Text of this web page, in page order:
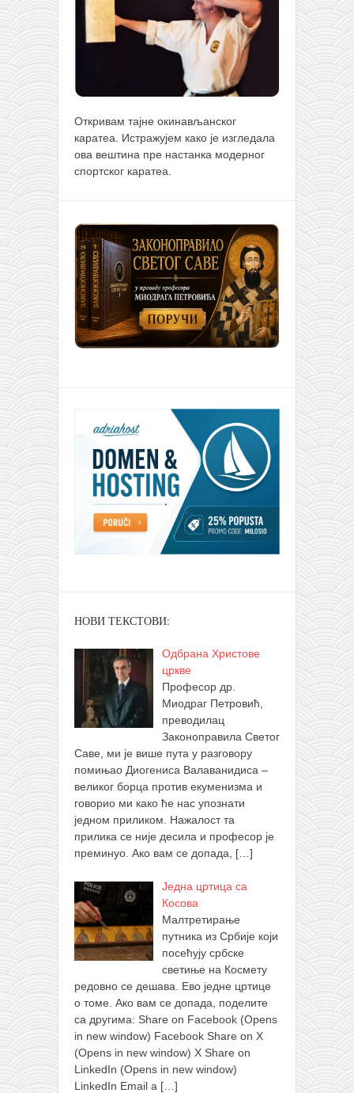
Откривам тајне окинављанског
каратеа. Истражујем како је изгледала
ова вештина пре настанка модерног
спортског каратеа.
НОВИ ТЕКСТОВИ:
Одбрана Христове
цркве
Професор др.
Миодраг Петровић,
преводилац
Законоправила Светог
Саве, ми је више пута у разговору
помињао Диогениса Валаванидиса –
великог борца против екуменизма и
говорио ми како ће нас упознати
једном приликом. Нажалост та
прилика се није десила и професор је
преминуо. Ако вам се допада, […]
Једна цртица са
Косова
Малтретирање
путника из Србије који
посећују србске
светиње на Космету
редовно се дешава. Ево једне цртице
о томе. Ако вам се допада, поделите
са другима: Share on Facebook (Opens
in new window) Facebook Share on X
(Opens in new window) X Share on
LinkedIn (Opens in new window)
LinkedIn Email a […]